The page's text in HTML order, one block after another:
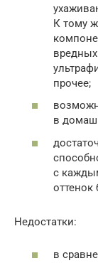
К тому
прочее;
в
с
оттенок
Недостатки:
в